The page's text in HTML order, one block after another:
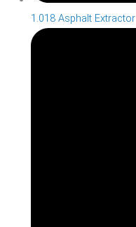
1.018 Asphalt Extractor